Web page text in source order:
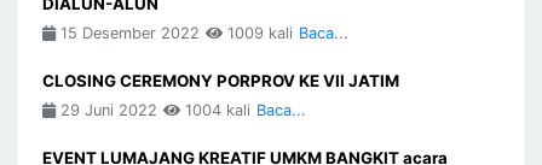
15 Desember 2022 1009 kali Baca...
CLOSING CEREMONY PORPROV KE VII JATIM
29 Juni 2022 1004 kali Baca...
EVENT LUMAJANG KREATIF UMKM BANGKIT acara